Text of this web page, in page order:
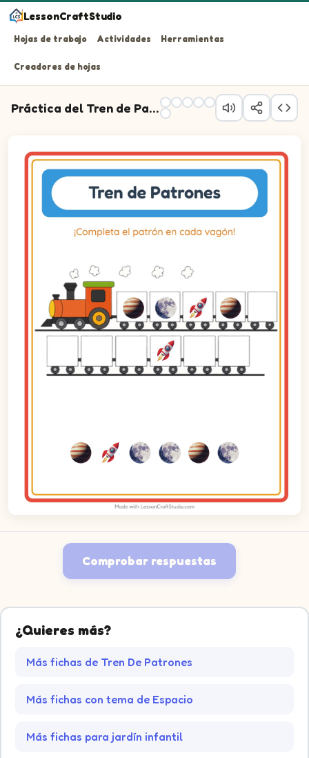
LessonCraftStudio
Hojas de trabajo Actividades Herramientas
Creadores de hojas
Práctica del Tren de Patrones
Pregunta 2: Arrastra la imagen correcta al vagón 2
Pregunta 3: Arrastra la imagen correcta al vagón 3
Pregunta 4: Arrastra la imagen correcta al vagón 4
Pregunta 5: Arrastra la imagen correcta al vagón 5
Pregunta 6: Arrastra la imagen correcta al vagón 6
Comprobar respuestas
¿Quieres más?
Más fichas de Tren De Patrones
Más fichas con tema de Espacio
Más fichas para jardín infantil